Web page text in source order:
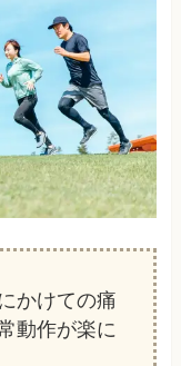
かけての痛
動作が楽に